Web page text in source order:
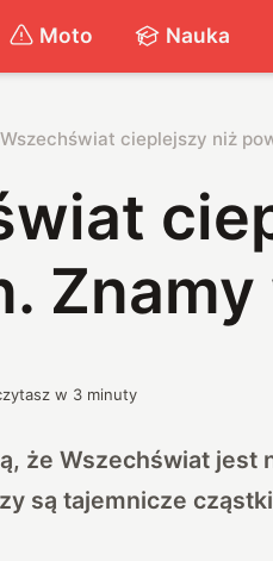
Moto Nauka
Wszechświat cieplejszy niż
w 3 minuty
że Wszechświat
są tajemnicze